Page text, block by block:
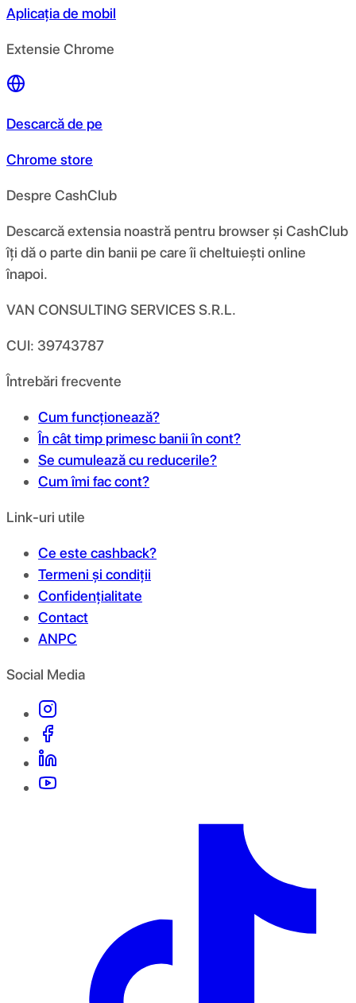
Aplicația de mobil
Extensie Chrome
Descarcă de pe
Chrome store
Despre CashClub
Descarcă extensia noastră pentru browser și CashClub
îți dă o parte din banii pe care îi cheltuiești online
înapoi.
VAN CONSULTING SERVICES S.R.L.
CUI: 39743787
Întrebări frecvente
Cum funcționează?
În cât timp primesc banii în cont?
Se cumulează cu reducerile?
Cum îmi fac cont?
Link-uri utile
Ce este cashback?
Termeni și condiții
Confidențialitate
Contact
ANPC
Social Media